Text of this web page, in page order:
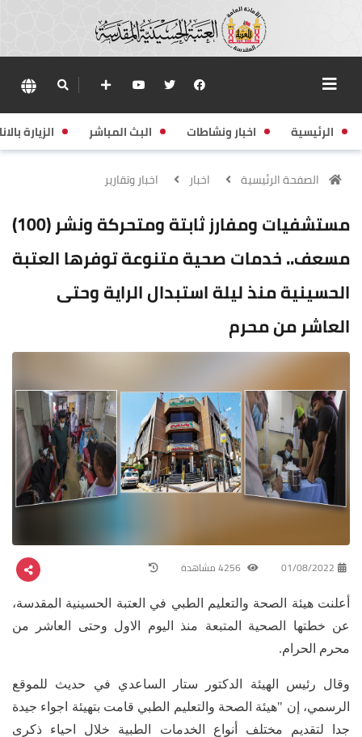
الرئيسية اخبار ونشاطات البث المباشر الزيارة
الصفحة الرئيسية اخبار اخبار وتقارير
مستشفيات ومفارز ثابتة ومتحركة ونشر (100)
مسعف.. خدمات صحية متنوعة توفرها العتبة
الحسينية منذ ليلة استبدال الراية وحتى
العاشر من محرم
01/08/2022
أعلنت هيئة الصحة والتعليم الطبي في العتبة الحسينية المقدسة،
عن خطتها الصحية المتبعة منذ اليوم الاول وحتى العاشر من
محرم الحرام.
وقال رئيس الهيئة الدكتور ستار الساعدي في حديث للموقع
الرسمي، إن "هيئة الصحة والتعليم الطبي قامت بتهيئة اجواء جيدة
جدا لتقديم مختلف أنواع الخدمات الطبية خلال احياء ذكرى